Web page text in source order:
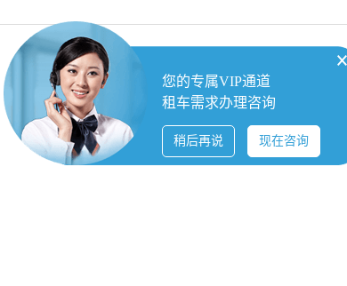
钱。以下是对此问题的介绍。
您的专属VIP通道
租车需求办理咨询
稍后再说 现在咨询